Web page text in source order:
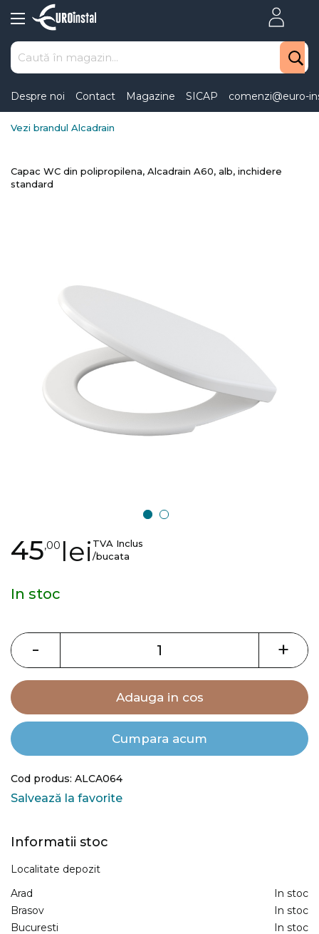
to
Content
Despre noi Contact Magazine SICAP comenzi@euro-
Vezi brandul Alcadrain
Capac WC din polipropilena, Alcadrain A60, alb, inchidere
standard
Skip
to
beginning
images
gallery
45,00 leiTVA Inclus
/bucata
In stoc
- +
Adauga in cos
Cumpara acum
Cod produs: ALCA064
Salvează la favorite
Informatii stoc
Localitate depozit
Arad
In stoc
Brasov
In stoc
Bucuresti
In stoc